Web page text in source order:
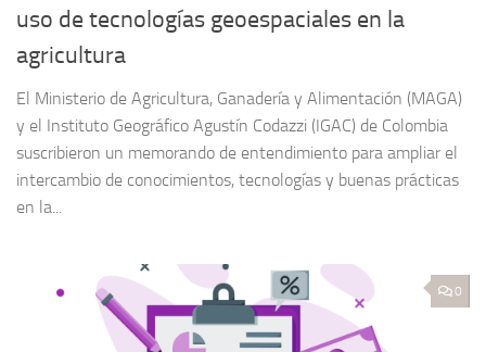
uso de tecnologías geoespaciales en la
agricultura
El Ministerio de Agricultura, Ganadería y Alimentación (MAGA)
y el Instituto Geográfico Agustín Codazzi (IGAC) de Colombia
suscribieron un memorando de entendimiento para ampliar el
intercambio de conocimientos, tecnologías y buenas prácticas
en la...
0